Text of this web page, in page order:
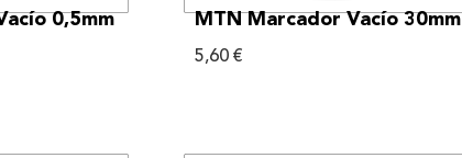
0,5mm VER MÁS
MTN Marcador Vacío 30mm
5,60 €